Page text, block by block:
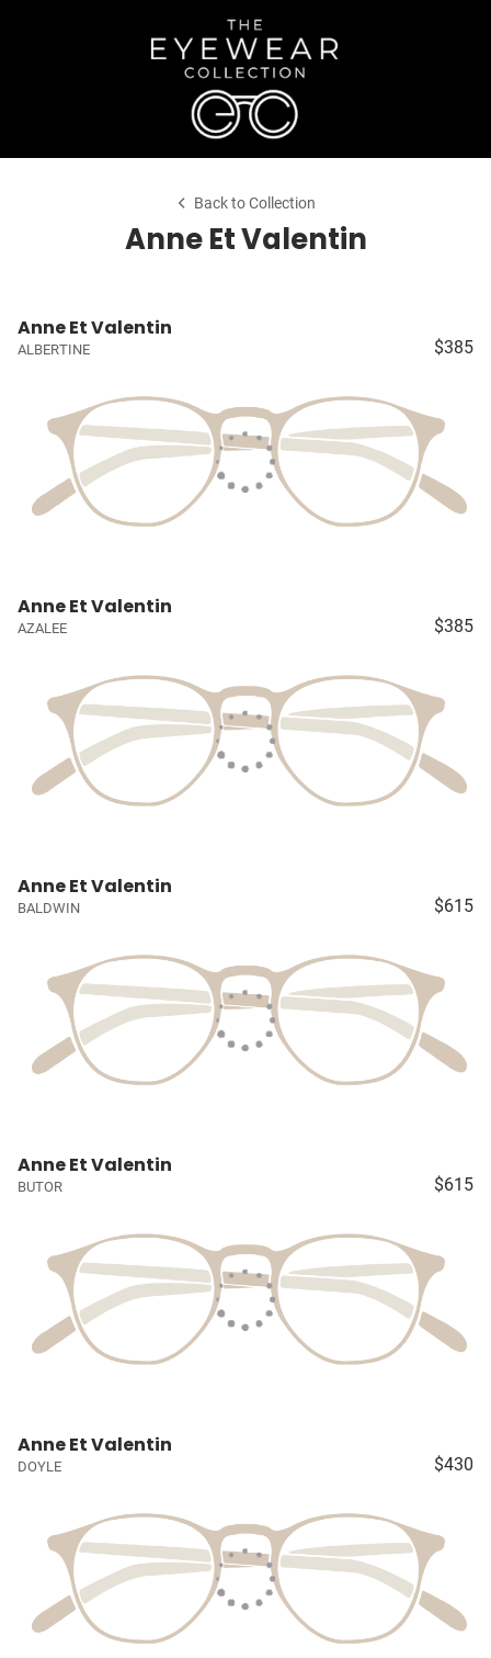
Back to Collection
Anne Et Valentin
Anne Et Valentin
ALBERTINE $385
Anne Et Valentin
AZALEE $385
Anne Et Valentin
BALDWIN $615
Anne Et Valentin
BUTOR $615
Anne Et Valentin
DOYLE $430